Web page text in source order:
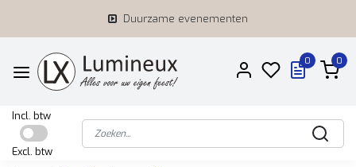
Duurzame evenementen
0 0
Incl. btw
Excl. btw